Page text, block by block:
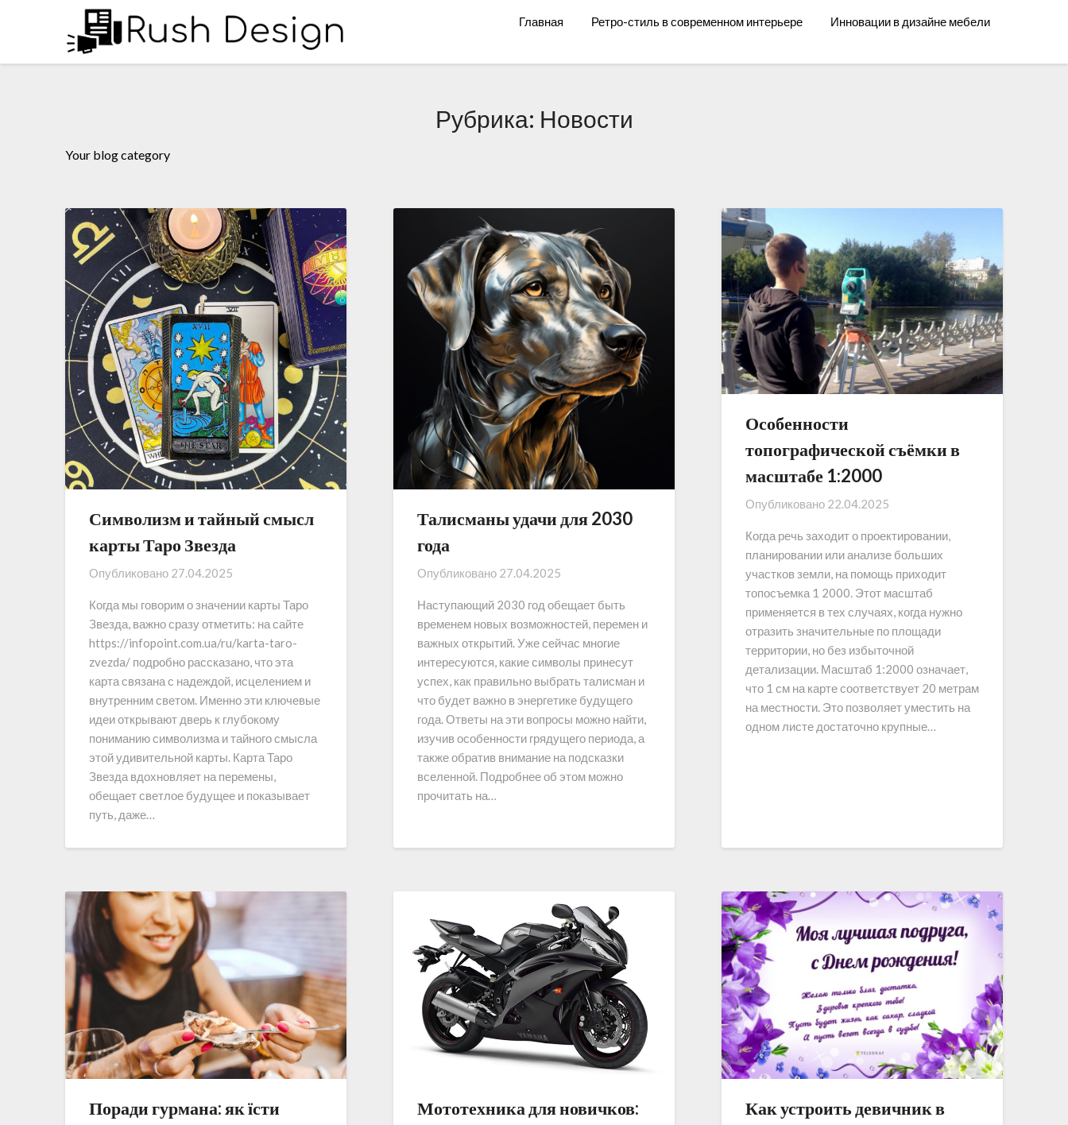
содержимому
Главная Ретро-стиль в современном интерьере Инновации в дизайне мебели
Рубрика: Новости
Your blog category
Символизм и тайный смысл
карты Таро Звезда
Опубликовано 27.04.2025
Когда мы говорим о значении карты Таро
Звезда, важно сразу отметить: на сайте
https://infopoint.com.ua/ru/karta-taro-
zvezda/ подробно рассказано, что эта
карта связана с надеждой, исцелением и
внутренним светом. Именно эти ключевые
идеи открывают дверь к глубокому
пониманию символизма и тайного смысла
этой удивительной карты. Карта Таро
Звезда вдохновляет на перемены,
обещает светлое будущее и показывает
путь, даже…
Талисманы удачи для 2030
года
Опубликовано 27.04.2025
Наступающий 2030 год обещает быть
временем новых возможностей, перемен и
важных открытий. Уже сейчас многие
интересуются, какие символы принесут
успех, как правильно выбрать талисман и
что будет важно в энергетике будущего
года. Ответы на эти вопросы можно найти,
изучив особенности грядущего периода, а
также обратив внимание на подсказки
вселенной. Подробнее об этом можно
прочитать на…
Особенности
топографической съёмки в
масштабе 1:2000
Опубликовано 22.04.2025
Когда речь заходит о проектировании,
планировании или анализе больших
участков земли, на помощь приходит
топосъемка 1 2000. Этот масштаб
применяется в тех случаях, когда нужно
отразить значительные по площади
территории, но без избыточной
детализации. Масштаб 1:2000 означает,
что 1 см на карте соответствует 20 метрам
на местности. Это позволяет уместить на
одном листе достаточно крупные…
Поради гурмана: як їсти
Мототехника для новичков:
Как устроить девичник в